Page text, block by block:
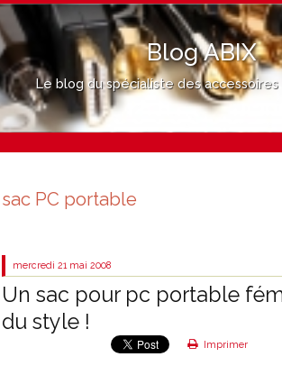
Blog ABIX
Le blog du spécialiste des
sac PC portable
mercredi 21 mai 2008
Un sac pour pc portable
du style !
Imprimer